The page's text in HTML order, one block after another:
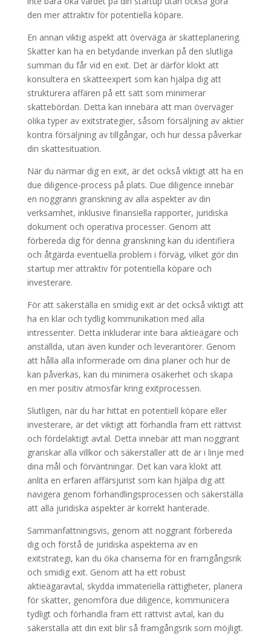
den mer attraktiv för potentiella köpare.
En annan viktig aspekt att överväga är skatteplanering.
Skatter kan ha en betydande inverkan på den slutliga
summan du får vid en exit. Det är därför klokt att
konsultera en skatteexpert som kan hjälpa dig att
strukturera affären på ett sätt som minimerar
skattebördan. Detta kan innebära att man överväger
olika typer av exitstrategier, såsom försäljning av aktier
kontra försäljning av tillgångar, och hur dessa påverkar
din skattesituation.
När du närmar dig en exit, är det också viktigt att ha en
due diligence-process på plats. Due diligence innebär
en noggrann granskning av alla aspekter av din
verksamhet, inklusive finansiella rapporter, juridiska
dokument och operativa processer. Genom att
förbereda dig för denna granskning kan du identifiera
och åtgärda eventuella problem i förväg, vilket gör din
startup mer attraktiv för potentiella köpare och
investerare.
För att säkerställa en smidig exit är det också viktigt att
ha en klar och tydlig kommunikation med alla
intressenter. Detta inkluderar inte bara aktieägare och
anställda, utan även kunder och leverantörer. Genom
att hålla alla informerade om dina planer och hur de
kan påverkas, kan du minimera osäkerhet och skapa
en mer positiv atmosfär kring exitprocessen.
Slutligen, när du har hittat en potentiell köpare eller
investerare, är det viktigt att förhandla fram ett rättvist
och fördelaktigt avtal. Detta innebär att man noggrant
granskar alla villkor och säkerställer att de är i linje med
dina mål och förväntningar. Det kan vara klokt att
anlita en erfaren affärsjurist som kan hjälpa dig att
navigera genom förhandlingsprocessen och säkerställa
att alla juridiska aspekter är korrekt hanterade.
Sammanfattningsvis, genom att noggrant förbereda
dig och förstå de juridiska aspekterna av en
exitstrategi, kan du öka chanserna för en framgångsrik
och smidig exit. Genom att ha ett robust
aktieägaravtal, skydda immateriella rättigheter, planera
för skatter, genomföra due diligence, kommunicera
tydligt och förhandla fram ett rättvist avtal, kan du
säkerställa att din exit blir så framgångsrik som möjligt.